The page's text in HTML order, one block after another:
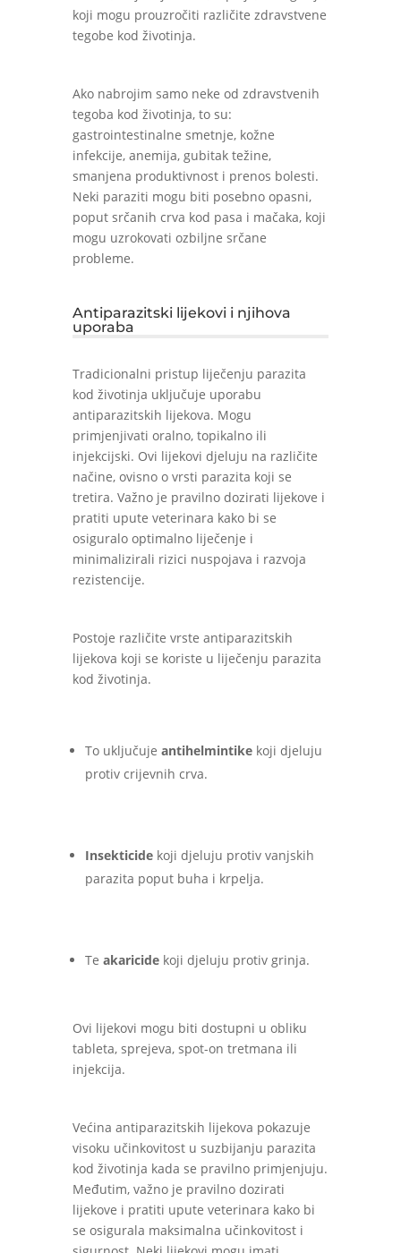
koji mogu prouzročiti različite zdravstvene
tegobe kod životinja.
Ako nabrojim samo neke od zdravstvenih
tegoba kod životinja, to su:
gastrointestinalne smetnje, kožne
infekcije, anemija, gubitak težine,
smanjena produktivnost i prenos bolesti.
Neki paraziti mogu biti posebno opasni,
poput srčanih crva kod pasa i mačaka, koji
mogu uzrokovati ozbiljne srčane
probleme.
Antiparazitski lijekovi i njihova
uporaba
Tradicionalni pristup liječenju parazita
kod životinja uključuje uporabu
antiparazitskih lijekova. Mogu
primjenjivati oralno, topikalno ili
injekcijski. Ovi lijekovi djeluju na različite
načine, ovisno o vrsti parazita koji se
tretira. Važno je pravilno dozirati lijekove i
pratiti upute veterinara kako bi se
osiguralo optimalno liječenje i
minimalizirali rizici nuspojava i razvoja
rezistencije.
Postoje različite vrste antiparazitskih
lijekova koji se koriste u liječenju parazita
kod životinja.
To uključuje antihelmintikekoji djeluju
protiv crijevnih crva.
Insekticide koji djeluju protiv vanjskih
parazita poput buha i krpelja.
Te akaricidekoji djeluju protiv grinja.
Ovi lijekovi mogu biti dostupni u obliku
tableta, sprejeva, spot-on tretmana ili
injekcija.
Većina antiparazitskih lijekova pokazuje
visoku učinkovitost u suzbijanju parazita
kod životinja kada se pravilno primjenjuju.
Međutim, važno je pravilno dozirati
lijekove i pratiti upute veterinara kako bi
se osigurala maksimalna učinkovitost i